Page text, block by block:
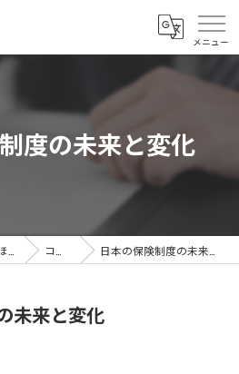
度の未来と変化
コラム 日本の保険制度の未来と変化
未来と変化